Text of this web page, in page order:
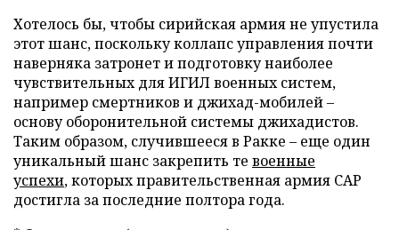
Хотелось бы, чтобы сирийская армия не упустила
этот шанс, поскольку коллапс управления почти
наверняка затронет и подготовку наиболее
чувствительных для ИГИЛ военных систем,
например смертников и джихад-мобилей –
основу оборонительной системы джихадистов.
Таким образом, случившееся в Ракке – еще один
уникальный шанс закрепить те военные
успехи, которых правительственная армия САР
достигла за последние полтора года.